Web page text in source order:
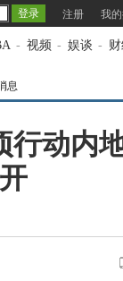
注册 我
- 视频 - 娱谈 -
息
行动内
开